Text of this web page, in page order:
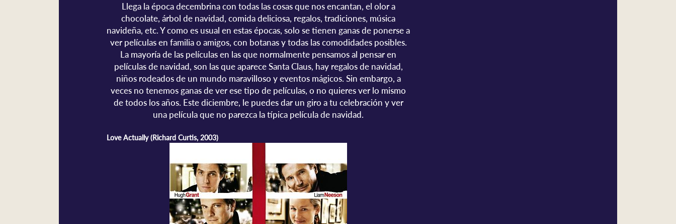
Llega la época decembrina con todas las cosas que nos encantan, el olor a
chocolate, árbol de navidad, comida deliciosa, regalos, tradiciones, música
navideña, etc. Y como es usual en estas épocas, solo se tienen ganas de ponerse a
ver películas en familia o amigos, con botanas y todas las comodidades posibles.
La mayoría de las películas en las que normalmente pensamos al pensar en
películas de navidad, son las que aparece Santa Claus, hay regalos de navidad,
niños rodeados de un mundo maravilloso y eventos mágicos. Sin embargo, a
veces no tenemos ganas de ver ese tipo de películas, o no quieres ver lo mismo
de todos los años. Este diciembre, le puedes dar un giro a tu celebración y ver
una película que no parezca la típica película de navidad.
Love Actually (Richard Curtis, 2003)